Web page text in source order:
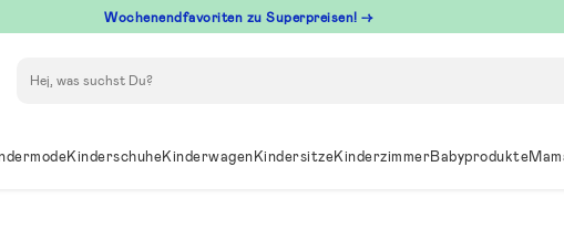
Wochenendfavoriten zu Superpreisen! →
KinderschuheKinderwagenKindersitzeKinderzimmerBabyprodukte